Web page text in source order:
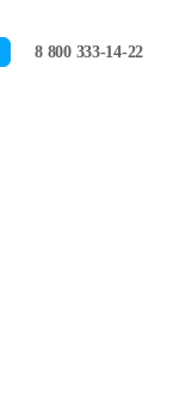
8 800 333-14-22